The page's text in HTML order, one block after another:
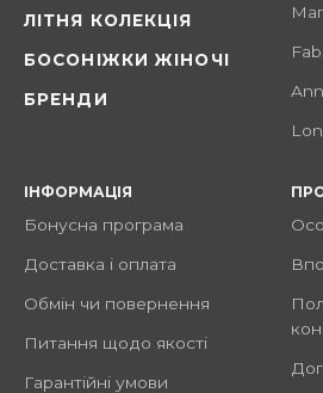
ЛІТНЯ КОЛЕКЦІЯ
БОСОНІЖКИ ЖІНОЧІ
БРЕНДИ
ІНФОРМАЦІЯ
Бонусна програма
Доставка і оплата
Обмін чи повернення
Питання щодо якості
Гарантійні умови